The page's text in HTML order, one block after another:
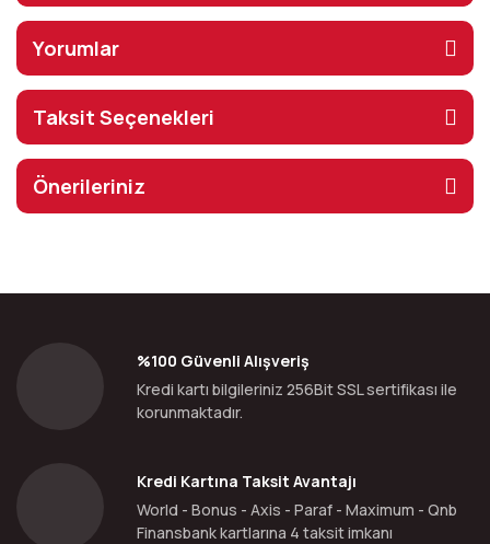
Yorumlar
Taksit Seçenekleri
Önerileriniz
%100 Güvenli Alışveriş
Kredi kartı bilgileriniz 256Bit SSL sertifikası ile
korunmaktadır.
Kredi Kartına Taksit Avantajı
World - Bonus - Axis - Paraf - Maximum - Qnb
Finansbank kartlarına 4 taksit imkanı